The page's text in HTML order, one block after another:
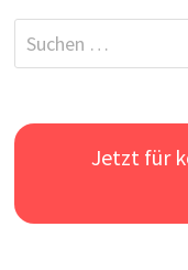
Suchen
nach:
Jetzt für